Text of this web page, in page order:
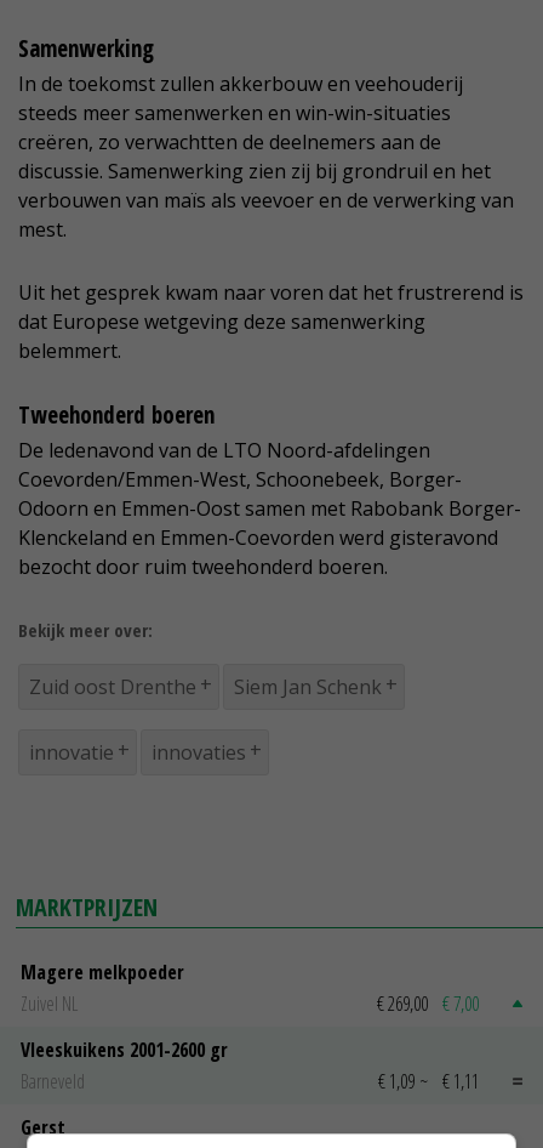
Samenwerking
In de toekomst zullen akkerbouw en veehouderij
steeds meer samenwerken en win-win-situaties
creëren, zo verwachtten de deelnemers aan de
discussie. Samenwerking zien zij bij grondruil en het
verbouwen van maïs als veevoer en de verwerking van
mest.
Uit het gesprek kwam naar voren dat het frustrerend is
dat Europese wetgeving deze samenwerking
belemmert.
Tweehonderd boeren
De ledenavond van de LTO Noord-afdelingen
Coevorden/Emmen-West, Schoonebeek, Borger-
Odoorn en Emmen-Oost samen met Rabobank Borger-
Klenckeland en Emmen-Coevorden werd gisteravond
bezocht door ruim tweehonderd boeren.
Bekijk meer over:
Zuid oost Drenthe Siem Jan Schenk
innovatie innovaties
MARKTPRIJZEN
Magere melkpoeder
Zuivel NL
€ 269,00 € 7,00
Vleeskuikens 2001-2600 gr
Barneveld
€ 1,09 ~ € 1,11
Gerst